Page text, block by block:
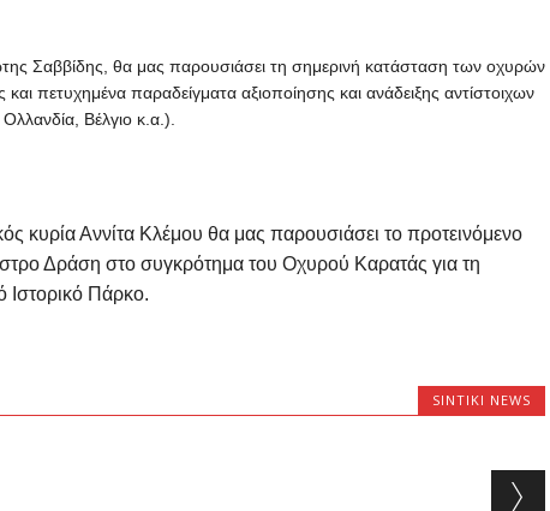
Σαββίδης, θα μας παρουσιάσει τη σημερινή κατάσταση των οχυρών
πετυχημένα παραδείγματα αξιοποίησης και ανάδειξης αντίστοιχων
Βέλγιο κ.α.).
κυρία Αννίτα Κλέμου θα μας παρουσιάσει το προτεινόμενο
Δράση στο συγκρότημα του Οχυρού Καρατάς για τη
Ιστορικό Πάρκο.
SINTIKI NEWS